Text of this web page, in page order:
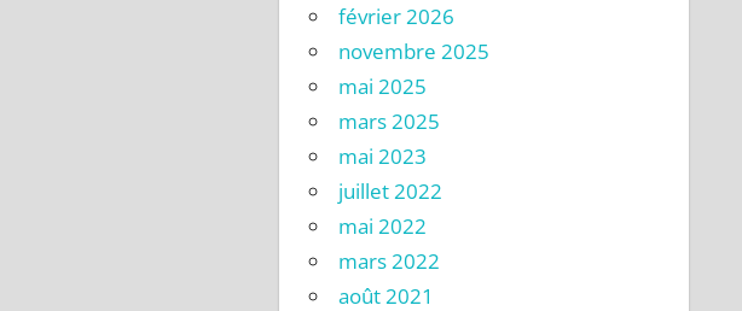
février 2026
novembre 2025
mai 2025
mars 2025
mai 2023
juillet 2022
mai 2022
mars 2022
août 2021